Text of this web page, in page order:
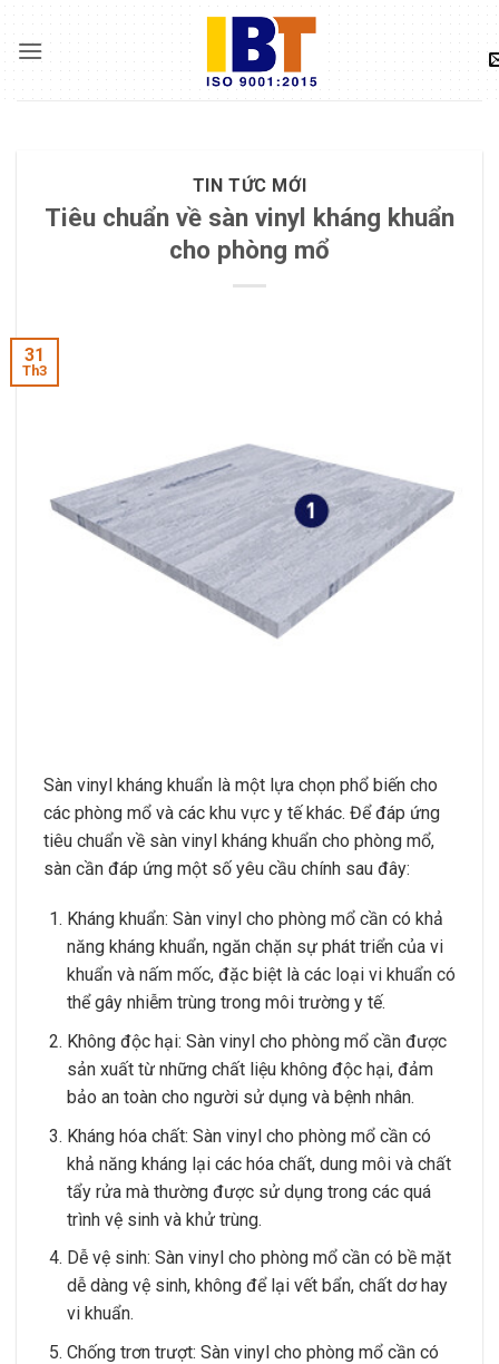
Skip
to
content
TIN TỨC MỚI
Tiêu chuẩn về sàn vinyl kháng khuẩn
cho phòng mổ
31
Th3
Sàn vinyl kháng khuẩn là một lựa chọn phổ biến cho
các phòng mổ và các khu vực y tế khác. Để đáp ứng
tiêu chuẩn về sàn vinyl kháng khuẩn cho phòng mổ,
sàn cần đáp ứng một số yêu cầu chính sau đây:
Kháng khuẩn: Sàn vinyl cho phòng mổ cần có khả
năng kháng khuẩn, ngăn chặn sự phát triển của vi
khuẩn và nấm mốc, đặc biệt là các loại vi khuẩn có
thể gây nhiễm trùng trong môi trường y tế.
Không độc hại: Sàn vinyl cho phòng mổ cần được
sản xuất từ những chất liệu không độc hại, đảm
bảo an toàn cho người sử dụng và bệnh nhân.
Kháng hóa chất: Sàn vinyl cho phòng mổ cần có
khả năng kháng lại các hóa chất, dung môi và chất
tẩy rửa mà thường được sử dụng trong các quá
trình vệ sinh và khử trùng.
Dễ vệ sinh: Sàn vinyl cho phòng mổ cần có bề mặt
dễ dàng vệ sinh, không để lại vết bẩn, chất dơ hay
vi khuẩn.
Chống trơn trượt: Sàn vinyl cho phòng mổ cần có